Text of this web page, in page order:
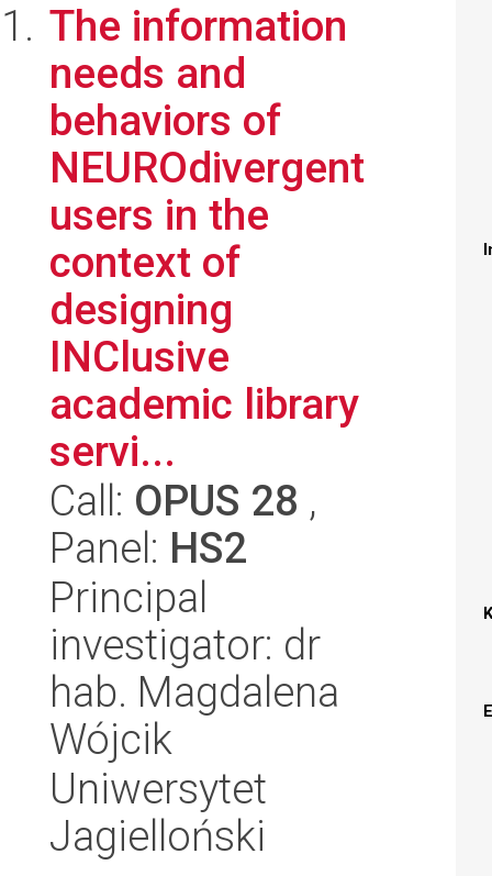
The information
needs and
behaviors of
NEUROdivergent
users in the
context of
designing
INClusive
academic library
servi...
Call: OPUS 28 ,
Panel: HS2
Principal
investigator: dr
hab. Magdalena
Wójcik
Uniwersytet
Jagielloński